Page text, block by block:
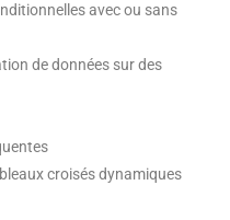
avec ou sans
de données sur des
croisés dynamiques